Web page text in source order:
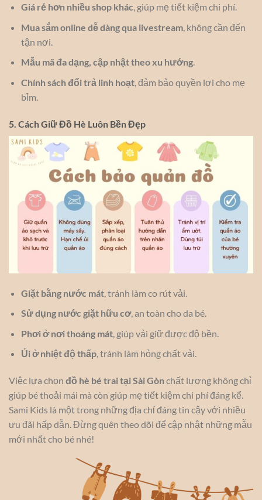
Giá rẻ hơn nhiều shop khác, giúp mẹ tiết kiệm chi phí.
Mua sắm online dễ dàng qua livestream, không cần đến
tận nơi.
Mẫu mã đa dạng, cập nhật theo xu hướng.
Chính sách đổi trả linh hoạt, đảm bảo quyền lợi cho mẹ
bỉm.
5. Cách Giữ Đồ Hè Luôn Bền Đẹp
Giặt bằng nước mát, tránh làm co rút vải.
Sử dụng nước giặt hữu cơ, an toàn cho da bé.
Phơi ở nơi thoáng mát, giúp vải giữ được độ bền.
Ủi ở nhiệt độ thấp, tránh làm hỏng chất vải.
Việc lựa chọn đồ hè bé trai tại Sài Gònchất lượng không chỉ
giúp bé thoải mái mà còn giúp mẹ tiết kiệm chi phí đáng kể.
Sami Kids là một trong những địa chỉ đáng tin cậy với nhiều
ưu đãi hấp dẫn. Đừng quên theo dõi để cập nhật những mẫu
mới nhất cho bé nhé!